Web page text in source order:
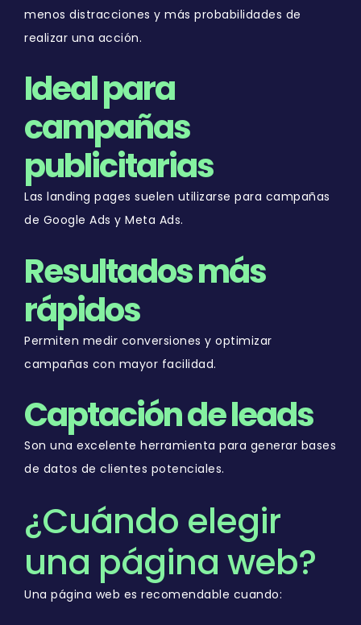
menos distracciones y más probabilidades de
realizar una acción.
Ideal para
campañas
publicitarias
Las landing pages suelen utilizarse para campañas
de Google Ads y Meta Ads.
Resultados más
rápidos
Permiten medir conversiones y optimizar
campañas con mayor facilidad.
Captación de leads
Son una excelente herramienta para generar bases
de datos de clientes potenciales.
¿Cuándo elegir
una página web?
Una página web es recomendable cuando: